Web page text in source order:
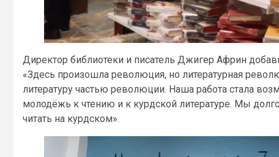
Директор библиотеки и писатель Джигер Африн
«Здесь произошла революция, но литературная
литературу частью революции. Наша работа стала
молодёжь к чтению и к курдской литературе. Мы
читать на курдском».